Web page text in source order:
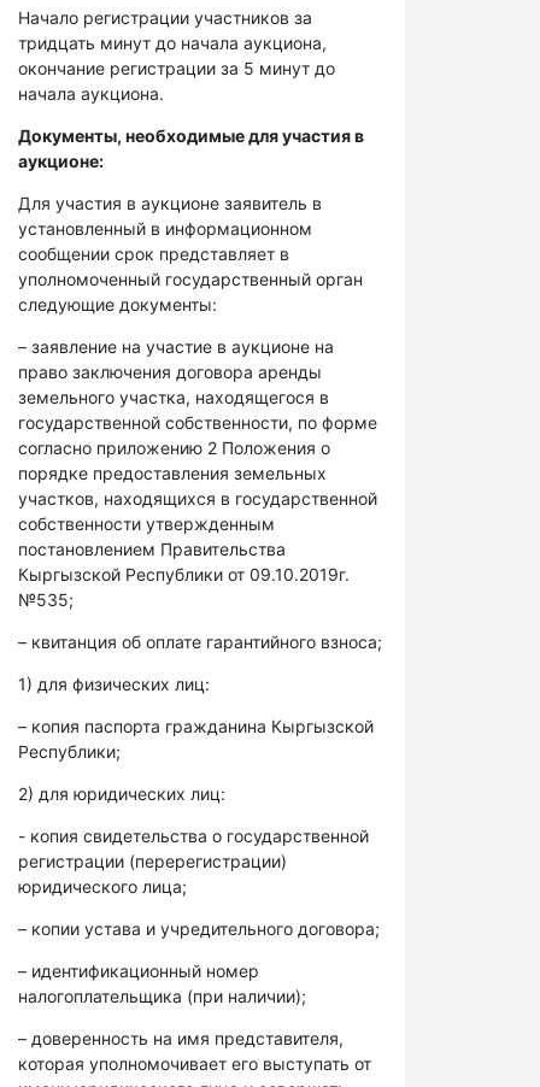
Начало регистрации участников за
тридцать минут до начала аукциона,
окончание регистрации за 5 минут до
начала аукциона.
Документы, необходимые для участия в
аукционе:
Для участия в аукционе заявитель в
установленный в информационном
сообщении срок представляет в
уполномоченный государственный орган
следующие документы:
– заявление на участие в аукционе на
право заключения договора аренды
земельного участка, находящегося в
государственной собственности, по форме
согласно приложению 2 Положения о
порядке предоставления земельных
участков, находящихся в государственной
собственности утвержденным
постановлением Правительства
Кыргызской Республики от 09.10.2019г.
№535;
– квитанция об оплате гарантийного взноса;
1) для физических лиц:
– копия паспорта гражданина Кыргызской
Республики;
2) для юридических лиц:
- копия свидетельства о государственной
регистрации (перерегистрации)
юридического лица;
– копии устава и учредительного договора;
– идентификационный номер
налогоплательщика (при наличии);
– доверенность на имя представителя,
которая уполномочивает его выступать от